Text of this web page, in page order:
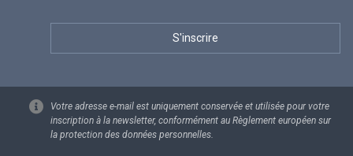
Votre adresse e-mail est uniquement conservée et utilisée pour votre
inscription à la newsletter, conformément au Règlement européen sur
la protection des données personnelles.